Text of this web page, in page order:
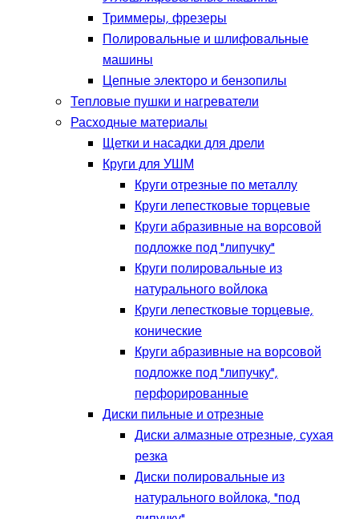
Триммеры, фрезеры
Полировальные и шлифовальные
машины
Цепные электоро и бензопилы
Тепловые пушки и нагреватели
Расходные материалы
Щетки и насадки для дрели
Круги для УШМ
Круги отрезные по металлу
Круги лепестковые торцевые
Круги абразивные на ворсовой
подложке под "липучку"
Круги полировальные из
натурального войлока
Круги лепестковые торцевые,
конические
Круги абразивные на ворсовой
подложке под "липучку",
перфорированные
Диски пильные и отрезные
Диски алмазные отрезные, сухая
резка
Диски полировальные из
натурального войлока, "под